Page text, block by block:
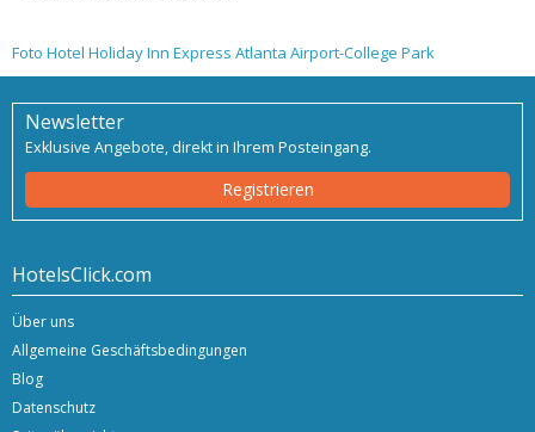
Foto Hotel Holiday Inn Express Atlanta Airport-College Park
Newsletter
Exklusive Angebote, direkt in Ihrem Posteingang.
Registrieren
HotelsClick.com
Über uns
Allgemeine Geschäftsbedingungen
Blog
Datenschutz